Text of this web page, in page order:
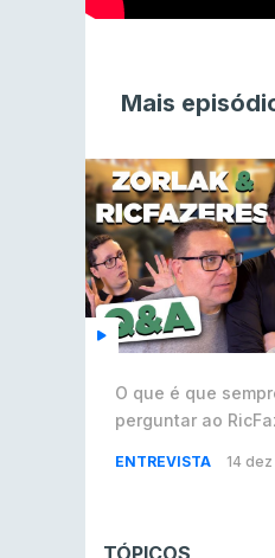
Mais
O que é que
perguntar ao ‪RicFazeres‬ e ao
ENTREVISTA 14
TÓPICOS